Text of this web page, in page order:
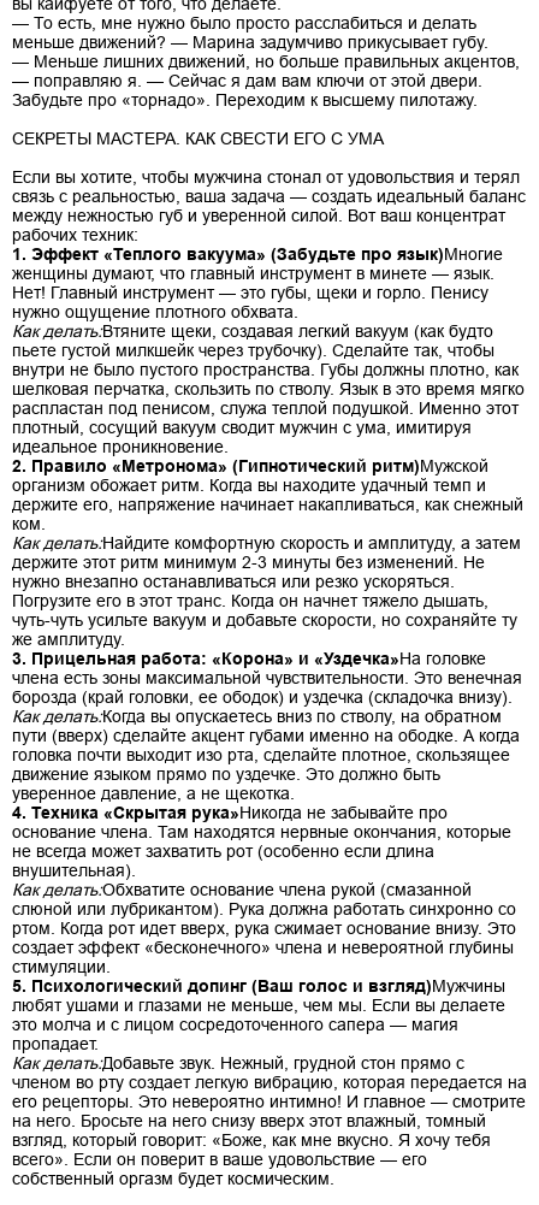
— То есть, мне нужно было просто расслабиться и делать
меньше движений? — Марина задумчиво прикусывает губу.
— Меньше лишних движений, но больше правильных акцентов,
— поправляю я. — Сейчас я дам вам ключи от этой двери.
Забудьте про «торнадо». Переходим к высшему пилотажу.
СЕКРЕТЫ МАСТЕРА. КАК СВЕСТИ ЕГО С УМА
Если вы хотите, чтобы мужчина стонал от удовольствия и терял
связь с реальностью, ваша задача — создать идеальный баланс
между нежностью губ и уверенной силой. Вот ваш концентрат
рабочих техник:
1. Эффект «Теплого вакуума» (Забудьте про язык)Многие
женщины думают, что главный инструмент в минете — язык.
Нет! Главный инструмент — это губы, щеки и горло. Пенису
нужно ощущение плотного обхвата.
Как делать:Втяните щеки, создавая легкий вакуум (как будто
пьете густой милкшейк через трубочку). Сделайте так, чтобы
внутри не было пустого пространства. Губы должны плотно, как
шелковая перчатка, скользить по стволу. Язык в это время мягко
распластан под пенисом, служа теплой подушкой. Именно этот
плотный, сосущий вакуум сводит мужчин с ума, имитируя
идеальное проникновение.
2. Правило «Метронома» (Гипнотический ритм)Мужской
организм обожает ритм. Когда вы находите удачный темп и
держите его, напряжение начинает накапливаться, как снежный
ком.
Как делать:Найдите комфортную скорость и амплитуду, а затем
держите этот ритм минимум 2-3 минуты без изменений. Не
нужно внезапно останавливаться или резко ускоряться.
Погрузите его в этот транс. Когда он начнет тяжело дышать,
чуть-чуть усильте вакуум и добавьте скорости, но сохраняйте ту
же амплитуду.
3. Прицельная работа: «Корона» и «Уздечка»На головке
члена есть зоны максимальной чувствительности. Это венечная
борозда (край головки, ее ободок) и уздечка (складочка внизу).
Как делать:Когда вы опускаетесь вниз по стволу, на обратном
пути (вверх) сделайте акцент губами именно на ободке. А когда
головка почти выходит изо рта, сделайте плотное, скользящее
движение языком прямо по уздечке. Это должно быть
уверенное давление, а не щекотка.
4. Техника «Скрытая рука»Никогда не забывайте про
основание члена. Там находятся нервные окончания, которые
не всегда может захватить рот (особенно если длина
внушительная).
Как делать:Обхватите основание члена рукой (смазанной
слюной или лубрикантом). Рука должна работать синхронно со
ртом. Когда рот идет вверх, рука сжимает основание внизу. Это
создает эффект «бесконечного» члена и невероятной глубины
стимуляции.
5. Психологический допинг (Ваш голос и взгляд)Мужчины
любят ушами и глазами не меньше, чем мы. Если вы делаете
это молча и с лицом сосредоточенного сапера — магия
пропадает.
Как делать:Добавьте звук. Нежный, грудной стон прямо с
членом во рту создает легкую вибрацию, которая передается на
его рецепторы. Это невероятно интимно! И главное — смотрите
на него. Бросьте на него снизу вверх этот влажный, томный
взгляд, который говорит: «Боже, как мне вкусно. Я хочу тебя
всего». Если он поверит в ваше удовольствие — его
собственный оргазм будет космическим.